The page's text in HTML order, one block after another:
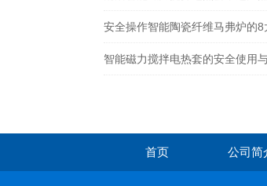
首页 公司简